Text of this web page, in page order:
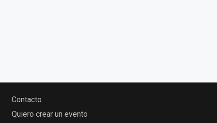
Contacto
Quiero crear un evento